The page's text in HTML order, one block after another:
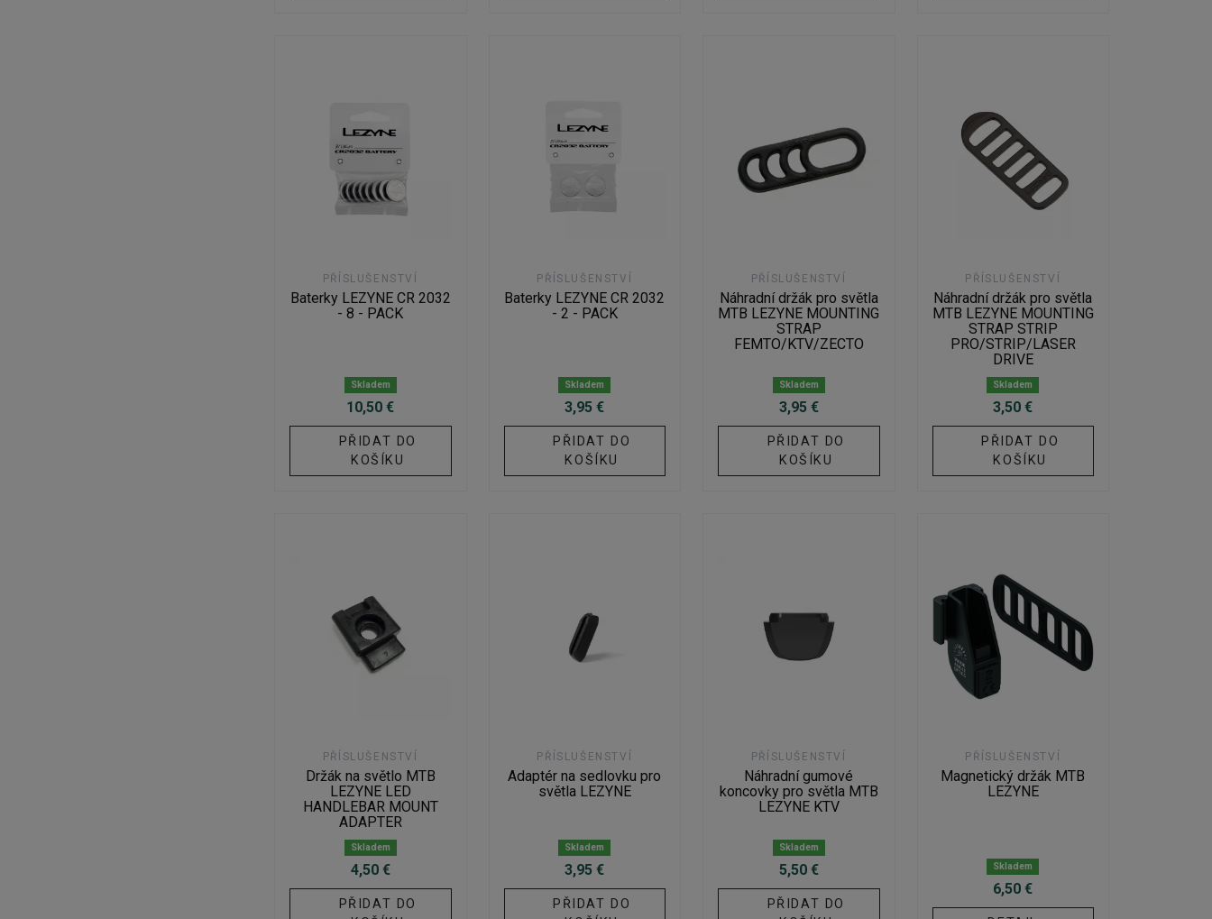
PŘÍSLUŠENSTVÍ
Baterky LEZYNE CR 2032
- 8 - PACK
Skladem
10,50 €
PŘIDAT DO
KOŠÍKU
PŘÍSLUŠENSTVÍ
Baterky LEZYNE CR 2032
- 2 - PACK
Skladem
3,95 €
PŘIDAT DO
KOŠÍKU
PŘÍSLUŠENSTVÍ
Náhradní držák pro světla
MTB LEZYNE MOUNTING
STRAP
FEMTO/KTV/ZECTO
Skladem
3,95 €
PŘIDAT DO
KOŠÍKU
PŘÍSLUŠENSTVÍ
Náhradní držák pro světla
MTB LEZYNE MOUNTING
STRAP STRIP
PRO/STRIP/LASER
DRIVE
Skladem
3,50 €
PŘIDAT DO
KOŠÍKU
PŘÍSLUŠENSTVÍ
Držák na světlo MTB
LEZYNE LED
HANDLEBAR MOUNT
ADAPTER
Skladem
4,50 €
PŘIDAT DO
PŘÍSLUŠENSTVÍ
Adaptér na sedlovku pro
světla LEZYNE
Skladem
3,95 €
PŘIDAT DO
PŘÍSLUŠENSTVÍ
Náhradní gumové
koncovky pro světla MTB
LEZYNE KTV
Skladem
5,50 €
PŘIDAT DO
PŘÍSLUŠENSTVÍ
Magnetický držák MTB
LEZYNE
Skladem
6,50 €